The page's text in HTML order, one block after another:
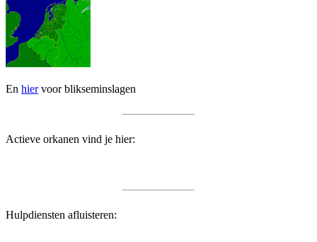
En hiervoor blikseminslagen
Actieve orkanen vind je hier:
Hulpdiensten afluisteren: